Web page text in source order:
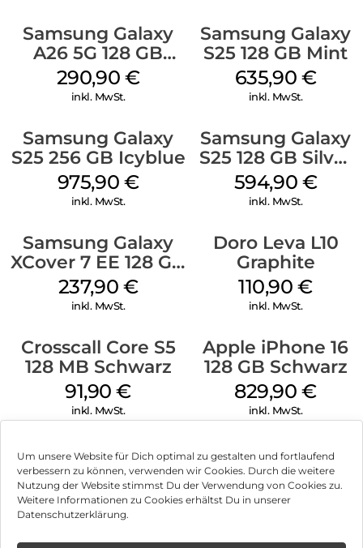
Um unsere Website für Dich optimal zu gestalten und fortlaufend
verbessern zu können, verwenden wir Cookies. Durch die weitere
Nutzung der Website stimmst Du der Verwendung von Cookies zu.
Weitere Informationen zu Cookies erhältst Du in unserer
Datenschutzerklärung.
Samsung Galaxy
A26 5G 128 GB
White
290,90 €
inkl. MwSt.
Samsung Galaxy
S25 128 GB Mint
635,90 €
inkl. MwSt.
Samsung Galaxy
S25 256 GB Icyblue
975,90 €
inkl. MwSt.
Samsung Galaxy
S25 128 GB Silver
Shadow
594,90 €
inkl. MwSt.
Samsung Galaxy
XCover 7 EE 128 GB
Black
237,90 €
inkl. MwSt.
Doro Leva L10
Graphite
110,90€
inkl. MwSt.
Crosscall Core S5
128 MB Schwarz
91,90€
inkl. MwSt.
Apple iPhone 16
128 GB Schwarz
829,90€
inkl. MwSt.
Impressum